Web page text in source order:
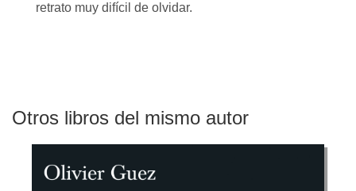
retrato muy difícil de olvidar.
Otros libros del mismo autor